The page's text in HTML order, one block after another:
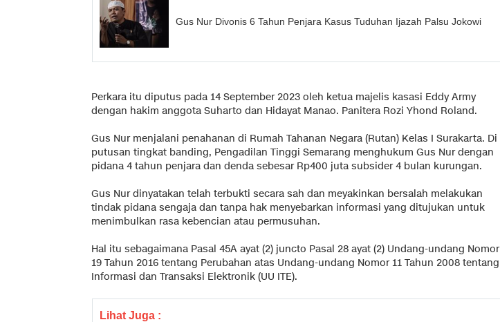
Gus Nur Divonis 6 Tahun Penjara Kasus Tuduhan Ijazah Palsu Jokowi
Perkara itu diputus pada 14 September 2023 oleh ketua majelis kasasi Eddy Army
dengan hakim anggota Suharto dan Hidayat Manao. Panitera Rozi Yhond Roland.
Gus Nur menjalani penahanan di Rumah Tahanan Negara (Rutan) Kelas I Surakarta. Di
putusan tingkat banding, Pengadilan Tinggi Semarang menghukum Gus Nur dengan
pidana 4 tahun penjara dan denda sebesar Rp400 juta subsider 4 bulan kurungan.
Gus Nur dinyatakan telah terbukti secara sah dan meyakinkan bersalah melakukan
tindak pidana sengaja dan tanpa hak menyebarkan informasi yang ditujukan untuk
menimbulkan rasa kebencian atau permusuhan.
Hal itu sebagaimana Pasal 45A ayat (2) juncto Pasal 28 ayat (2) Undang-undang Nomor
19 Tahun 2016 tentang Perubahan atas Undang-undang Nomor 11 Tahun 2008 tentang
Informasi dan Transaksi Elektronik (UU ITE).
Lihat Juga :